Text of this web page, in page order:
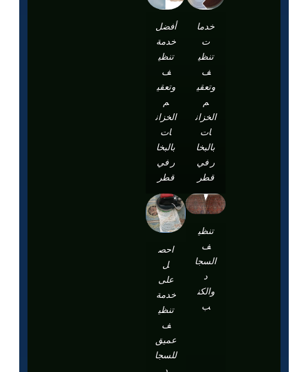
خدما
تنظي
ف
وتعقي
الخزان
ات
بالبخا
ر في
قطر
أفضل
خدمة
تنظي
ف
وتعقي
الخزان
ات
بالبخا
ر في
قطر
تنظي
ف
السجا
والكن
ب
احص
على
خدمة
تنظي
ف
عميق
للسجا